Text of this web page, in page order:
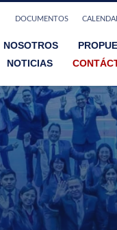
DOCUMENTOS
NOSOTROS
NOTICIAS